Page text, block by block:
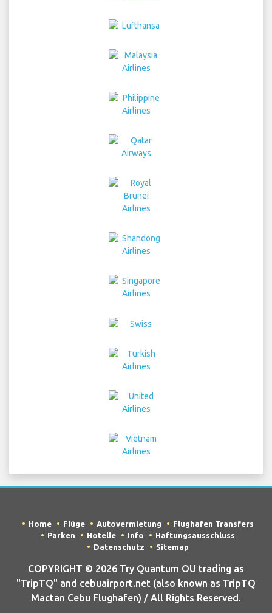
Home Flüge Autovermietung
Flughafen Transfers
Parken
Hotelle Info
Haftungsausschluss
Datenschutz
Sitemap
COPYRIGHT © 2026 Try Quantum OU trading as
"TripTQ" and cebuairport.net (also known as TripTQ
Mactan Cebu Flughafen) / All Rights Reserved.